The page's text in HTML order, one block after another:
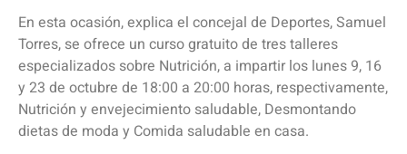
En esta ocasión, explica el concejal de Deportes, Samuel
Torres, se ofrece un curso gratuito de tres talleres
especializados sobre Nutrición, a impartir los lunes 9, 16
y 23 de octubre de 18:00 a 20:00 horas, respectivamente,
Nutrición y envejecimiento saludable, Desmontando
dietas de moda y Comida saludable en casa.